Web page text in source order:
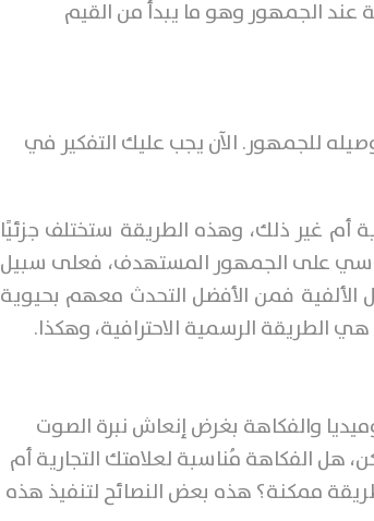
عند الجمهور وهو ما يبدأ من القيم
للجمهور. الآن يجب عليك التفكير في
أم غير ذلك، وهذه الطريقة ستختلف جزئيًا
على الجمهور المستهدف، فعلى سبيل
الألفية فمن الأفضل التحدث معهم بحيوية
الطريقة الرسمية الاحترافية، وهكذا.
والفكاهة بغرض إنعاش نبرة الصوت
هل الفكاهة مُناسبة لعلامتك التجارية أم
ممكنة؟ هذه بعض النصائح لتنفيذ هذه